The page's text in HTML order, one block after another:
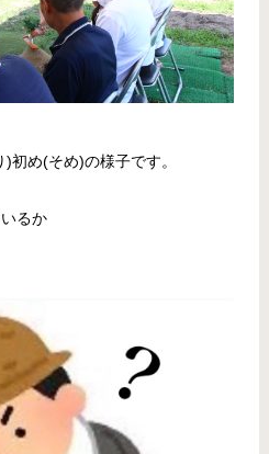
初め(そめ)の様子です。
るか